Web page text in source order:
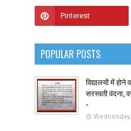
POPULAR POSTS
विद्यालयों में होने
सरस्वती वंदना,
-